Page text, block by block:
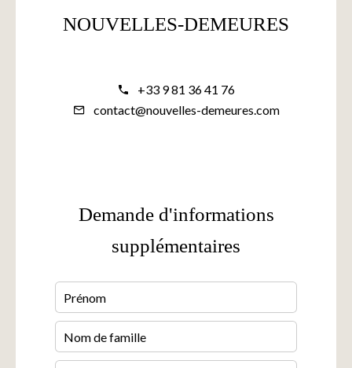
NOUVELLES-DEMEURES
+33 9 81 36 41 76
contact@nouvelles-demeures.com
Demande d'informations
supplémentaires